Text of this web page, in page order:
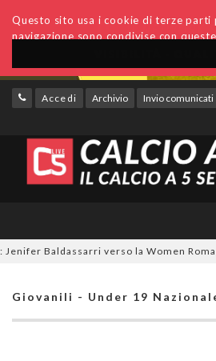
Questo sito usa i cookie di terze parti
navigazione sono condivise con
Accedi Archivio Invio comunicati
Baldassarri verso la Women Roma 07/
Giovanili - Under 19